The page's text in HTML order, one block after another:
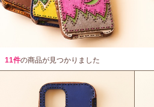
11件の商品が見つかりました